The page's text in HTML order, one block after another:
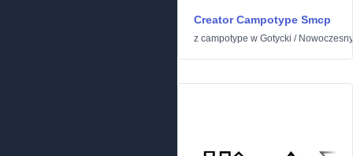
Creator Campotype Smcp
z campotype w Gotycki / Nowoczesny